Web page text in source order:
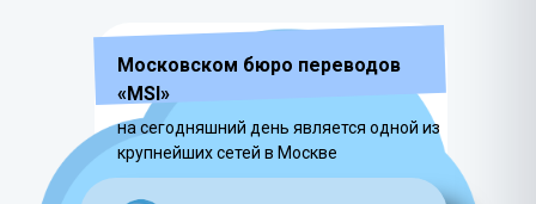
на сегодняшний день является одной из
крупнейших сетей в Москве
Московском бюро переводов
«MSI»